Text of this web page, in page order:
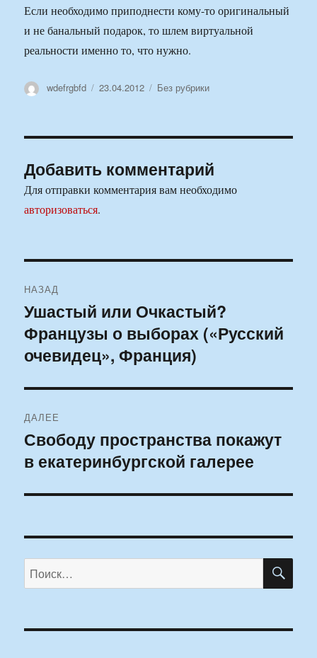
Если необходимо приподнести кому-то оригинальный
и не банальный подарок, то шлем виртуальной
реальности именно то, что нужно.
Автор
wdefrgbfd Опубликовано
23.04.2012 Рубрики
Без рубрики
Добавить комментарий
Для отправки комментария вам необходимо
авторизоваться.
по
записям
НАЗАД
Предыдущая
запись:
Ушастый или Очкастый?
Французы о выборах («Русский
очевидец», Франция)
ДАЛЕЕ
Следующая
запись:
Свободу пространства покажут
в екатеринбургской галерее
Искать: